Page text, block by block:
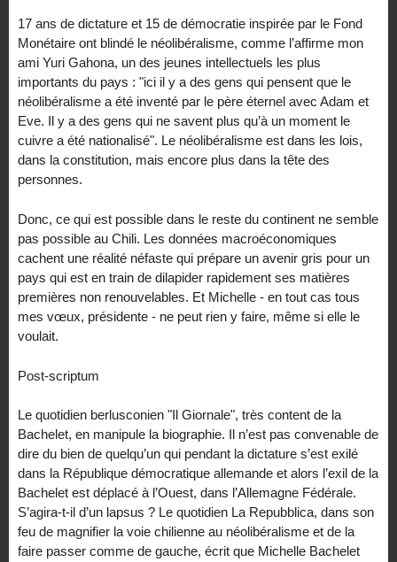
17 ans de dictature et 15 de démocratie inspirée par le Fond
Monétaire ont blindé le néolibéralisme, comme l’affirme mon
ami Yuri Gahona, un des jeunes intellectuels les plus
importants du pays : "ici il y a des gens qui pensent que le
néolibéralisme a été inventé par le père éternel avec Adam et
Eve. Il y a des gens qui ne savent plus qu’à un moment le
cuivre a été nationalisé". Le néolibéralisme est dans les lois,
dans la constitution, mais encore plus dans la tête des
personnes.
Donc, ce qui est possible dans le reste du continent ne semble
pas possible au Chili. Les données macroéconomiques
cachent une réalité néfaste qui prépare un avenir gris pour un
pays qui est en train de dilapider rapidement ses matières
premières non renouvelables. Et Michelle - en tout cas tous
mes vœux, présidente - ne peut rien y faire, même si elle le
voulait.
Post-scriptum
Le quotidien berlusconien "Il Giornale", très content de la
Bachelet, en manipule la biographie. Il n’est pas convenable de
dire du bien de quelqu’un qui pendant la dictature s’est exilé
dans la République démocratique allemande et alors l’exil de la
Bachelet est déplacé à l’Ouest, dans l’Allemagne Fédérale.
S’agira-t-il d’un lapsus ? Le quotidien La Repubblica, dans son
feu de magnifier la voie chilienne au néolibéralisme et de la
faire passer comme de gauche, écrit que Michelle Bachelet